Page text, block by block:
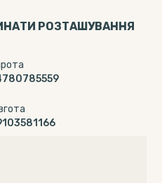
РОЗТАШУВАННЯ